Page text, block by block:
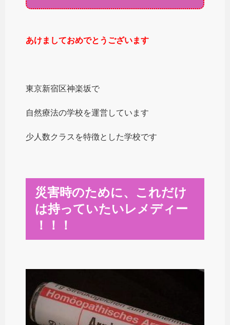
あけましておめでとうございます
東京新宿区神楽坂で
自然療法の学校を運営しています
少人数クラスを特徴とした学校です
災害時のために、これだけ
は持っていたいレメディー
！！！